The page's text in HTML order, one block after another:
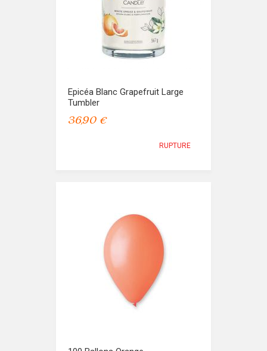
Epicéa Blanc Grapefruit Large
Tumbler
36,90 €
RUPTURE